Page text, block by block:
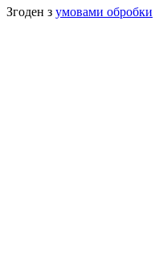
Згоден з умовами обробки